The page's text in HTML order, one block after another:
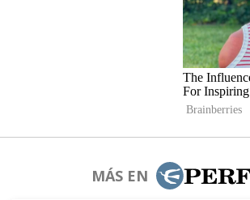
MÁS EN